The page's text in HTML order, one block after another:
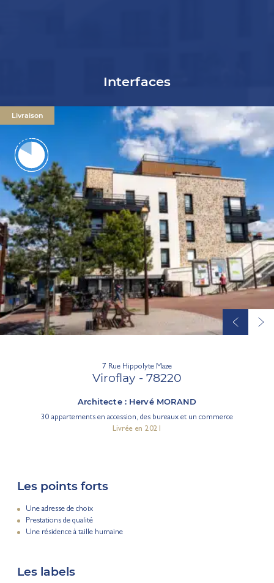
Interfaces
Livraison
7 Rue Hippolyte Maze
Viroflay - 78220
Architecte : Hervé MORAND
30 appartements en accession, des bureaux et un commerce
Livrée en 2021
Les points forts
Une adresse de choix
Prestations de qualité
Une résidence à taille humaine
Les labels